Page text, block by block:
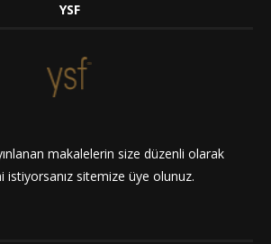
YSF
makalelerin size düzenli olarak
istiyorsanız sitemize üye olunuz.